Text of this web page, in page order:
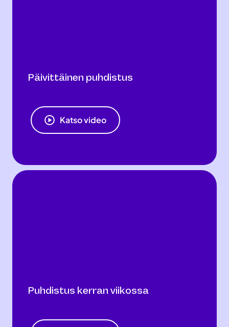
Päivittäinen puhdistus
Katso video
Puhdistus kerran viikossa